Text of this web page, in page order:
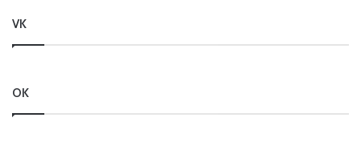
12. BiXX, Yoshi & Razner, Sue Mclaren – Still We Rise
VK
OK